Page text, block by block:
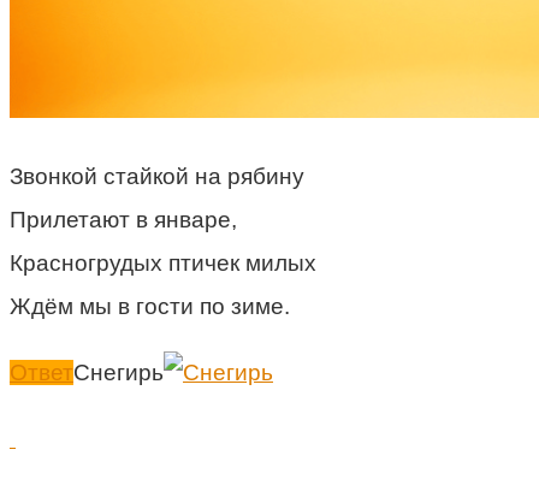
Звонкой стайкой на рябину
Прилетают в январе,
Красногрудых птичек милых
Ждём мы в гости по зиме.
ОтветСнегирь